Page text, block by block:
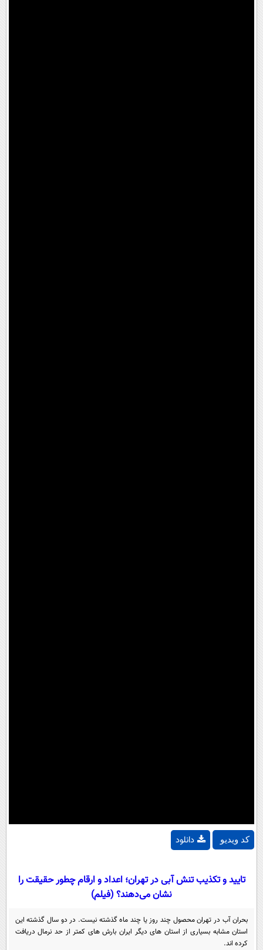
کد ویدیو دانلود
تایید و تکذیب تنش آبی در تهران؛ اعداد و ارقام چطور حقیقت را
نشان می‌دهند؟ (فیلم)
بحران آب در تهران محصول چند روز یا چند ماه گذشته نیست. در دو سال گذشته این
استان مشابه بسیاری از استان های دیگر ایران بارش های کمتر از حد نرمال دریافت
کرده اند.